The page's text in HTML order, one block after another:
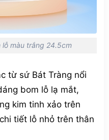
lỗ màu trắng 24.5cm
từ sứ Bát Tràng nổi
bom lỗ lạ mắt,
kim tinh xảo trên
tiết lỗ nhỏ trên thân